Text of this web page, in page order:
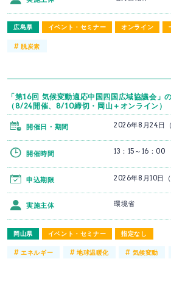
広島県 イベント・セミナー オンライン
# 脱炭素
「第16回 気候変動適応中国四国広域協議会」
（8/24開催、8/10締切・岡山＋オンライン）
岡山県 イベント・セミナー 指定なし
開催日・期間 2026年8月24日（
開催時間 13：15～16：00
申込期限 2026年8月10日
実施主体 環境省
# エネルギー # 地球温暖化 # 気候変動